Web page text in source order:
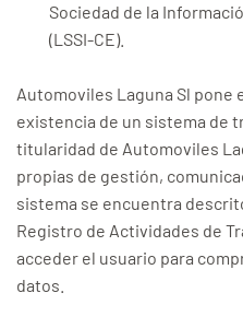
Sociedad de la
(LSSI-CE).
Automoviles Laguna Sl pone
existencia de un sistema de
titularidad de Automoviles
propias de gestión,
sistema se encuentra
Registro de Actividades de
acceder el usuario para
datos.